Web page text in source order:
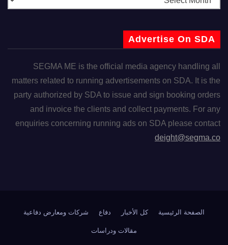
Advertise On SDA
SEGMA ME is the official media agency handling all
matters related to running advertisements on SDA. It is the
party authorized by SDA to issue and sign booking orders
and invoice the clients and collect payments. For any
enquiries concerning running ads on SDA please contact
deight@segma.co
الصفحة الرئيسية كل الأخبار دفاع شركات ومعارض دفاعية
مقالات ودراسات